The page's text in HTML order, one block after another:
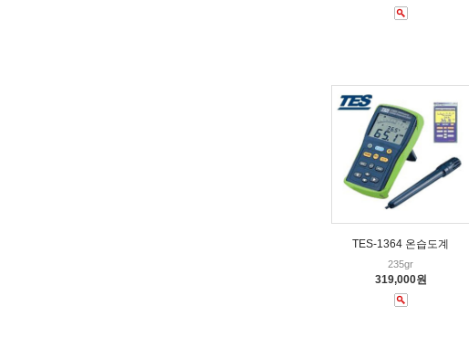
TES-1364 온습도계
235gr
319,000원